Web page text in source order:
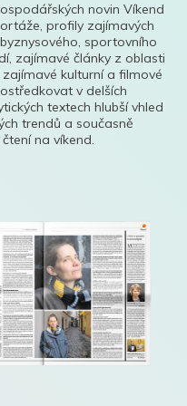
novin Víkend
profily zajímavých
sportovního
zajímavé články z oblasti
kulturní a filmové
v delších
textech hlubší vhled
trendů a současně
na víkend.